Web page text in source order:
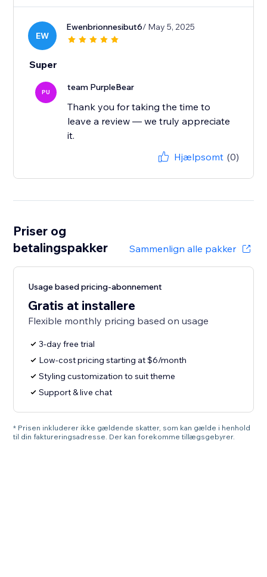
EW
Ewenbrionnesibut6/ May 5, 2025
Super
PU team PurpleBear
Thank you for taking the time to
leave a review — we truly appreciate
it.
Hjælpsomt (0)
Priser og
betalingspakker
Sammenlign alle pakker
Usage based pricing-abonnement
Gratis at installere
Flexible monthly pricing based on usage
3-day free trial
Low-cost pricing starting at $6/month
Styling customization to suit theme
Support & live chat
* Prisen inkluderer ikke gældende skatter, som kan gælde i henhold
til din faktureringsadresse. Der kan forekomme tillægsgebyrer.